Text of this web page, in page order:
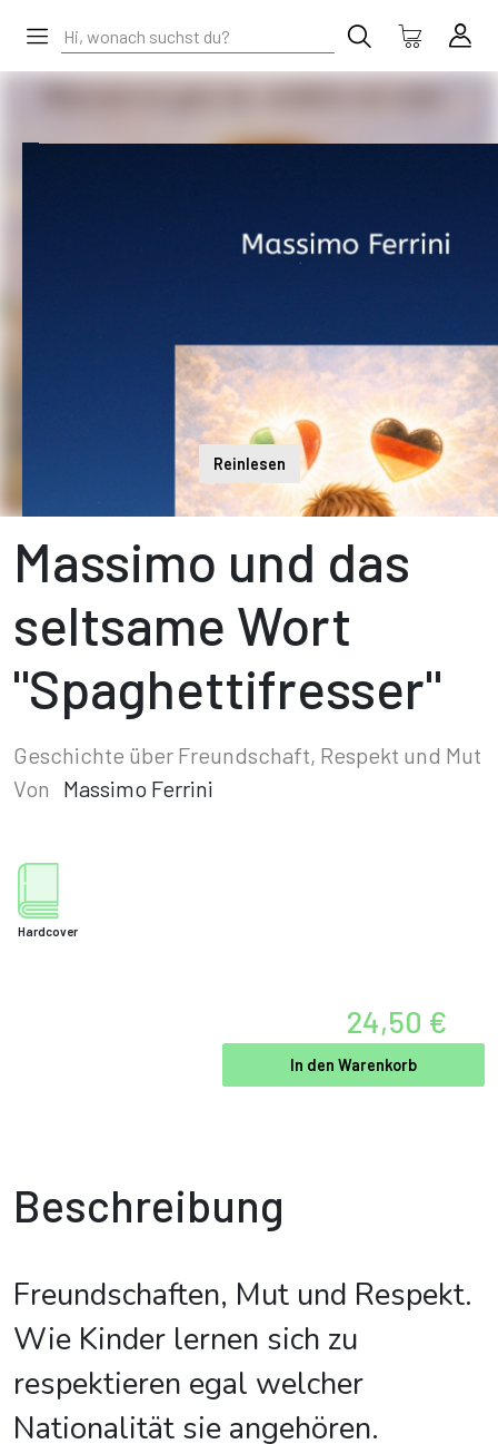
Reinlesen
Massimo und das
seltsame Wort
"Spaghettifresser"
Geschichte über Freundschaft, Respekt und Mut
Von
Massimo Ferrini
Hardcover
24,50 €
In den Warenkorb
Beschreibung
Freundschaften, Mut und Respekt.
Wie Kinder lernen sich zu
respektieren egal welcher
Nationalität sie angehören.